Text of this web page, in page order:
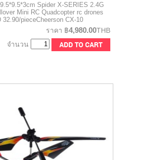
Spider X-SERIES 2.4G
Mini RC Quadcopter rc drones
32.90/pieceCheerson CX-10
ราคา ฿4,980.00THB
จำนวน